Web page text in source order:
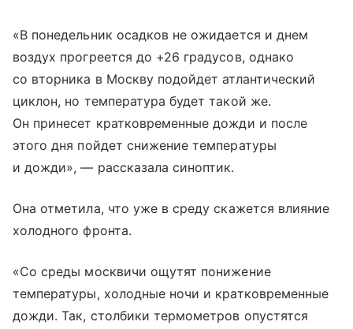
«В понедельник осадков не ожидается и днем
воздух прогреется до +26 градусов, однако
со вторника в Москву подойдет атлантический
циклон, но температура будет такой же.
Он принесет кратковременные дожди и после
этого дня пойдет снижение температуры
и дожди», — рассказала синоптик.
Она отметила, что уже в среду скажется влияние
холодного фронта.
«Со среды москвичи ощутят понижение
температуры, холодные ночи и кратковременные
дожди. Так, столбики термометров опустятся